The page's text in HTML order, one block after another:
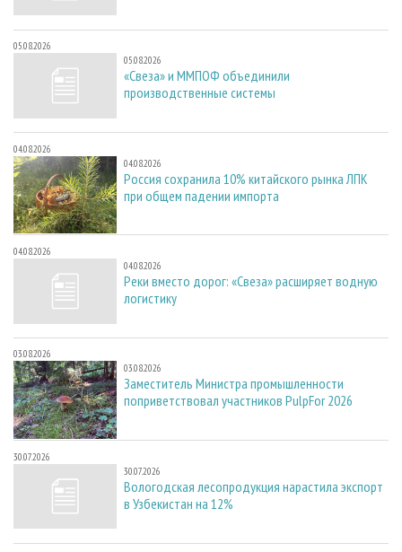
05.08.2026
05.08.2026
«Свеза» и ММПОФ объединили
производственные системы
04.08.2026
04.08.2026
Россия сохранила 10% китайского рынка ЛПК
при общем падении импорта
04.08.2026
04.08.2026
Реки вместо дорог: «Свеза» расширяет водную
логистику
03.08.2026
03.08.2026
Заместитель Министра промышленности
поприветствовал участников PulpFor 2026
30.07.2026
30.07.2026
Вологодская лесопродукция нарастила экспорт
в Узбекистан на 12%